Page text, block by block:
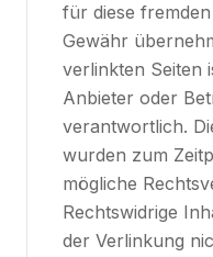
für diese
Gewähr
verlinkten Seiten
Anbieter oder
verantwortlich.
wurden zum
mögliche
Rechtswidrige
der Verlinkung